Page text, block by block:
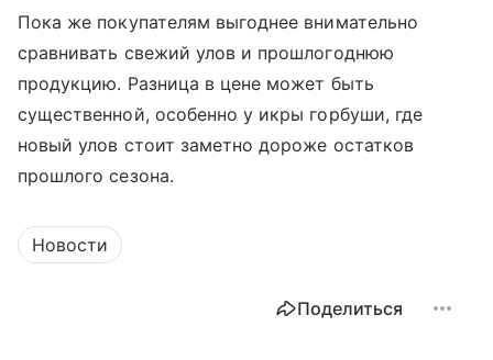
Пока же покупателям выгоднее внимательно
сравнивать свежий улов и прошлогоднюю
продукцию. Разница в цене может быть
существенной, особенно у икры горбуши, где
новый улов стоит заметно дороже остатков
прошлого сезона.
Новости
Поделиться